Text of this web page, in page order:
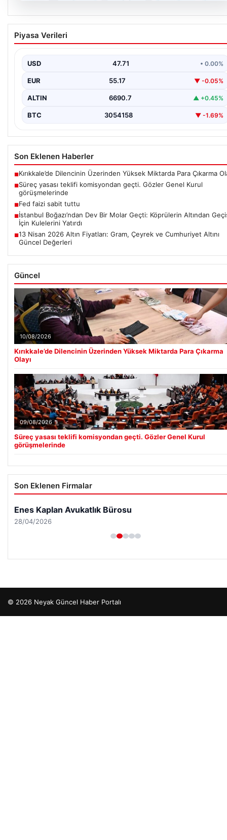
09.08.2026
Süreç yasası teklifi komisyondan geçti.
Gözler Genel Kurul görüşmelerinde
Piyasa Verileri
USD 47.71 • 0.00%
EUR 55.17 ▼ -0.05%
ALTIN 6690.7 ▲ +0.45%
BTC 3054158 ▼ -1.69%
Son Eklenen Haberler
■Kırıkkale’de Dilencinin Üzerinden Yüksek Miktarda Para Çıkarma
■Süreç yasası teklifi komisyondan geçti. Gözler Genel Kurul
görüşmelerinde
■Fed faizi sabit tuttu
■İstanbul Boğazı’ndan Dev Bir Molar Geçti: Köprülerin Altından
İçin Kulelerini Yatırdı
■13 Nisan 2026 Altın Fiyatları: Gram, Çeyrek ve Cumhuriyet Altını
Güncel Değerleri
Güncel
10/08/2026
Kırıkkale’de Dilencinin Üzerinden Yüksek Miktarda Para Çıkarma
Olayı
09/08/2026
Süreç yasası teklifi komisyondan geçti. Gözler Genel Kurul
görüşmelerinde
Son Eklenen Firmalar
Enes Kaplan Avukatlık Bürosu
28/04/2026
© 2026 Neyak Güncel Haber Portalı